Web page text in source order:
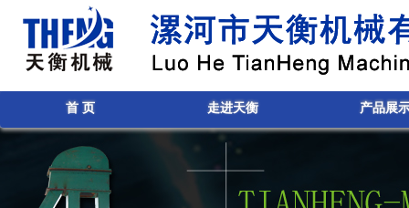
首 页 走进天衡 产品展